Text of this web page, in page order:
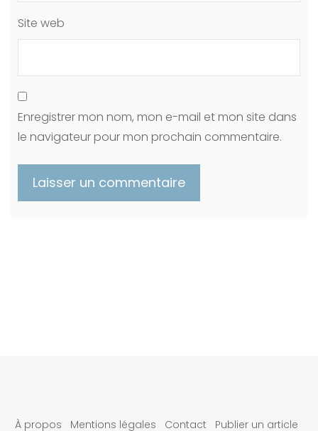
Site web
Enregistrer mon nom, mon e-mail et mon site dans
le navigateur pour mon prochain commentaire.
À propos Mentions légales Contact Publier un article